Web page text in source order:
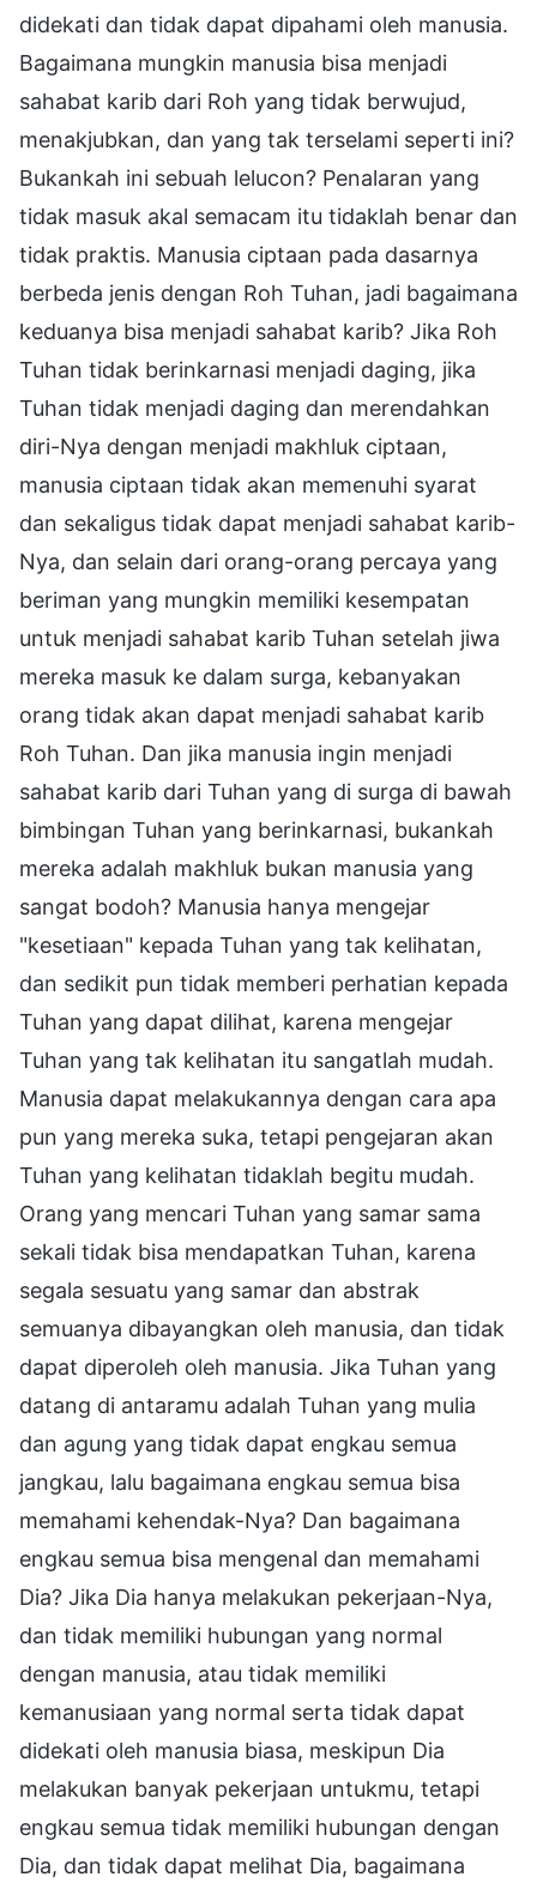
didekati dan tidak dapat dipahami oleh manusia.
Bagaimana mungkin manusia bisa menjadi
sahabat karib dari Roh yang tidak berwujud,
menakjubkan, dan yang tak terselami seperti ini?
Bukankah ini sebuah lelucon? Penalaran yang
tidak masuk akal semacam itu tidaklah benar dan
tidak praktis. Manusia ciptaan pada dasarnya
berbeda jenis dengan Roh Tuhan, jadi bagaimana
keduanya bisa menjadi sahabat karib? Jika Roh
Tuhan tidak berinkarnasi menjadi daging, jika
Tuhan tidak menjadi daging dan merendahkan
diri-Nya dengan menjadi makhluk ciptaan,
manusia ciptaan tidak akan memenuhi syarat
dan sekaligus tidak dapat menjadi sahabat karib-
Nya, dan selain dari orang-orang percaya yang
beriman yang mungkin memiliki kesempatan
untuk menjadi sahabat karib Tuhan setelah jiwa
mereka masuk ke dalam surga, kebanyakan
orang tidak akan dapat menjadi sahabat karib
Roh Tuhan. Dan jika manusia ingin menjadi
sahabat karib dari Tuhan yang di surga di bawah
bimbingan Tuhan yang berinkarnasi, bukankah
mereka adalah makhluk bukan manusia yang
sangat bodoh? Manusia hanya mengejar
"kesetiaan" kepada Tuhan yang tak kelihatan,
dan sedikit pun tidak memberi perhatian kepada
Tuhan yang dapat dilihat, karena mengejar
Tuhan yang tak kelihatan itu sangatlah mudah.
Manusia dapat melakukannya dengan cara apa
pun yang mereka suka, tetapi pengejaran akan
Tuhan yang kelihatan tidaklah begitu mudah.
Orang yang mencari Tuhan yang samar sama
sekali tidak bisa mendapatkan Tuhan, karena
segala sesuatu yang samar dan abstrak
semuanya dibayangkan oleh manusia, dan tidak
dapat diperoleh oleh manusia. Jika Tuhan yang
datang di antaramu adalah Tuhan yang mulia
dan agung yang tidak dapat engkau semua
jangkau, lalu bagaimana engkau semua bisa
memahami kehendak-Nya? Dan bagaimana
engkau semua bisa mengenal dan memahami
Dia? Jika Dia hanya melakukan pekerjaan-Nya,
dan tidak memiliki hubungan yang normal
dengan manusia, atau tidak memiliki
kemanusiaan yang normal serta tidak dapat
didekati oleh manusia biasa, meskipun Dia
melakukan banyak pekerjaan untukmu, tetapi
engkau semua tidak memiliki hubungan dengan
Dia, dan tidak dapat melihat Dia, bagaimana